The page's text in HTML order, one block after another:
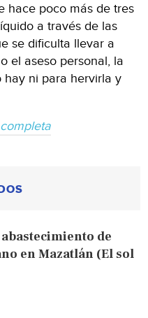
hace poco más de tres
a través de las
se dificulta llevar a
el aseso personal, la
hay ni para hervirla y
de
en Mazatlán (El sol